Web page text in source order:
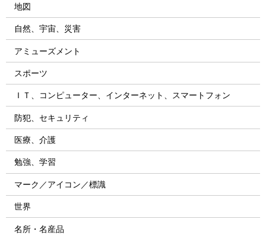
地図
自然、宇宙、災害
アミューズメント
スポーツ
ＩＴ、コンピューター、インターネット、スマートフォン
防犯、セキュリティ
医療、介護
勉強、学習
マーク／アイコン／標識
世界
名所・名産品